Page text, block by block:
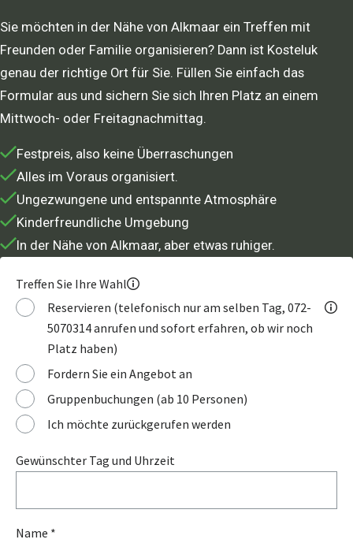
Sie möchten in der Nähe von Alkmaar ein Treffen mit
Freunden oder Familie organisieren? Dann ist Kosteluk
genau der richtige Ort für Sie. Füllen Sie einfach das
Formular aus und sichern Sie sich Ihren Platz an einem
Mittwoch- oder Freitagnachmittag.
Festpreis, also keine Überraschungen
Alles im Voraus organisiert.
Ungezwungene und entspannte Atmosphäre
Kinderfreundliche Umgebung
In der Nähe von Alkmaar, aber etwas ruhiger.
Reservieren (telefonisch nur am selben Tag, 072-
5070314 anrufen und sofort erfahren, ob wir noch
Platz haben)
Fordern Sie ein Angebot an
Gruppenbuchungen (ab 10 Personen)
Ich möchte zurückgerufen werden
Treffen Sie Ihre Wahl
Gewünschter Tag und Uhrzeit
Name *